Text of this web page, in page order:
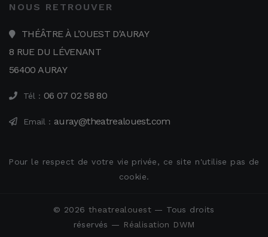
NOUS RETROUVER
THÉÂTRE À L’OUEST D'AURAY
8 RUE DU LÉVENANT
56400 AURAY
Tél : 06 07 02 58 80
Email : auray@theatrealouest.com
Pour le respect de votre vie privée, ce site n'utilise pas de
cookie.
© 2026theatrealouest— Tous droits
réservés — Réalisation DWM